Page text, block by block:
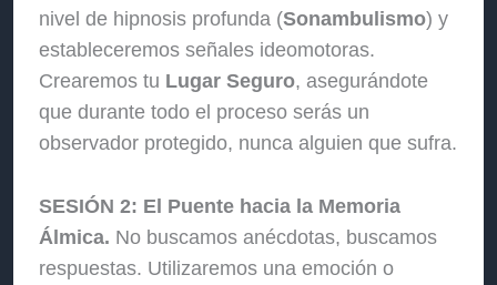
nivel de hipnosis profunda (Sonambulismo) y
estableceremos señales ideomotoras.
Crearemos tu Lugar Seguro, asegurándote
que durante todo el proceso serás un
observador protegido, nunca alguien que sufra.
SESIÓN 2: El Puente hacia la Memoria
Álmica. No buscamos anécdotas, buscamos
respuestas. Utilizaremos una emoción o